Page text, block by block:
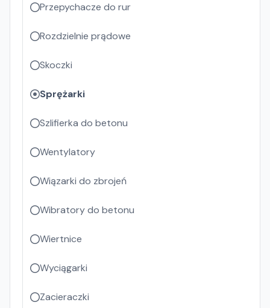
Przepychacze do rur
Rozdzielnie prądowe
Skoczki
Sprężarki
Szlifierka do betonu
Wentylatory
Wiązarki do zbrojeń
Wibratory do betonu
Wiertnice
Wyciągarki
Zacieraczki